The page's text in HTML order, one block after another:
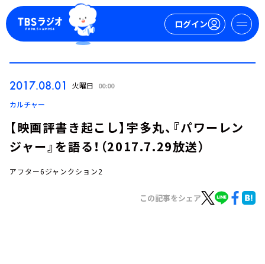
ログイン
2017.08.01 火曜日 00:00
カルチャー
【映画評書き起こし】宇多丸、『パワーレン
ジャー』を語る！（2017.7.29放送）
アフター6ジャンクション2
この記事をシェア